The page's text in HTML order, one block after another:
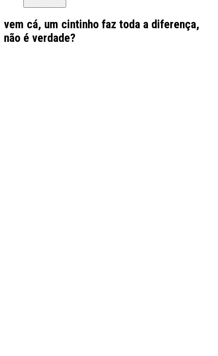
vem cá, um cintinho faz toda a diferença,
não é verdade?